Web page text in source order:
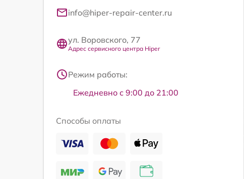
info@hiper-repair-center.ru
ул. Воровского, 77
Адрес сервисного центра Hiper
Режим работы:
Ежедневно с 9:00 до 21:00
Способы оплаты